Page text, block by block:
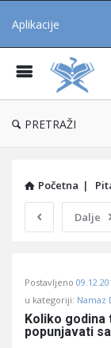
Aplikacije
PRETRAŽI
Početna |
Dalje
Učene
Latest
Postavljeno
u kategoriji: Namaz
Koliko godina
popunjavati